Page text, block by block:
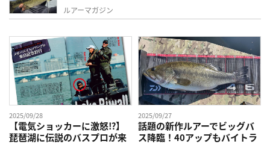
ルアーマガジン
2025/09/28
【電気ショッカーに激怒⁉】
琵琶湖に伝説のバスプロが来
2025/09/27
話題の新作ルアーでビッグバ
ス降臨！40アップもバイトラ